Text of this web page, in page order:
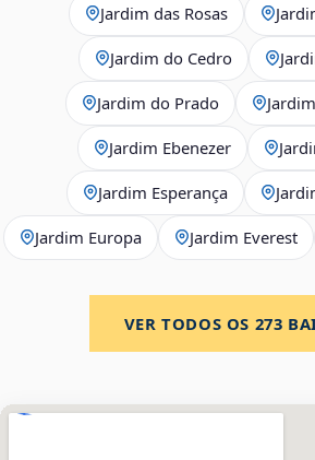
Jardim das Rosas
Jardim do Cedro
Jardim do Prado
Jardim Ebenezer
Jardim Esperança
Jardim Europa Jardim Everest
VER TODOS OS 273